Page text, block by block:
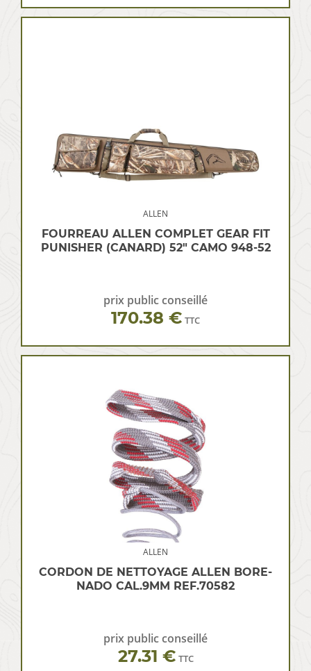
ALLEN
FOURREAU ALLEN COMPLET GEAR FIT
PUNISHER (CANARD) 52″ CAMO 948-52
prix public conseillé
170.38 € TTC
ALLEN
CORDON DE NETTOYAGE ALLEN BORE-
NADO CAL.9MM REF.70582
prix public conseillé
27.31 € TTC